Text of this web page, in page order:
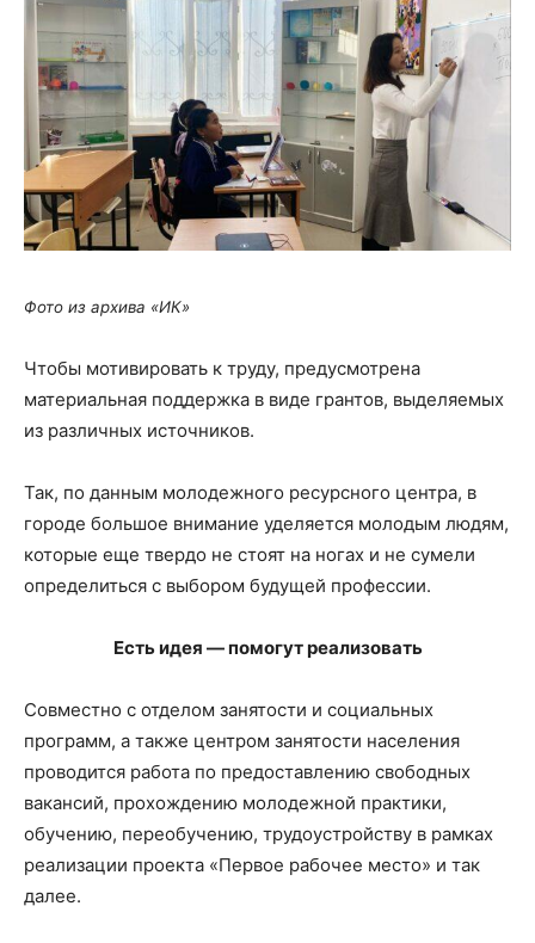
Фото из архива «ИК»
Чтобы мотивировать к труду, предусмотрена
материальная поддержка в виде грантов, выделяемых
из различных источников.
Так, по данным молодежного ресурсного центра, в
городе большое внимание уделяется молодым людям,
которые еще твердо не стоят на ногах и не сумели
определиться с выбором будущей профессии.
Есть идея — помогут реализовать
Совместно с отделом занятости и социальных
программ, а также центром занятости населения
проводится работа по предоставлению свободных
вакансий, прохождению молодежной практики,
обучению, переобучению, трудоустройству в рамках
реализации проекта «Первое рабочее место» и так
далее.